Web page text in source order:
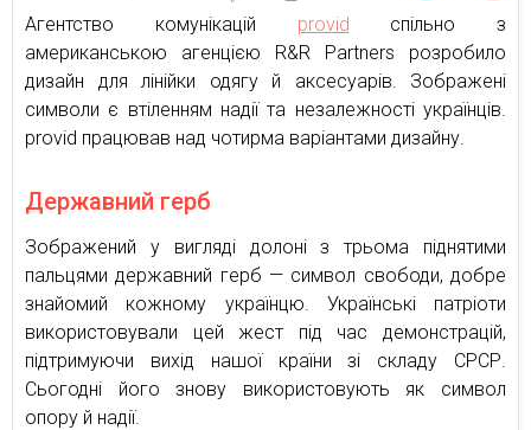
Агентство комунікацій provid спільно з
американською агенцією R&R Partners розробило
дизайн для лінійки одягу й аксесуарів. Зображені
символи є втіленням надії та незалежності українців.
provid працював над чотирма варіантами дизайну.
Державний герб
Зображений у вигляді долоні з трьома піднятими
пальцями державний герб — символ свободи, добре
знайомий кожному українцю. Українські патріоти
використовували цей жест під час демонстрацій,
підтримуючи вихід нашої країни зі складу СРСР.
Сьогодні його знову використовують як символ
опору й надії.